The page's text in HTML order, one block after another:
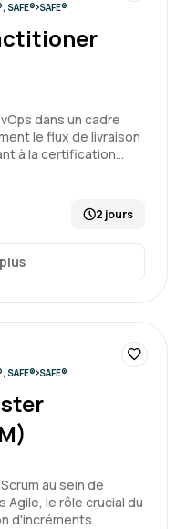
SAFE® SAFE®
dans un cadre
le flux de livraison
à la certification…
2 jours
SAFE® SAFE®
au sein de
Agile, le rôle crucial du
d'incréments.